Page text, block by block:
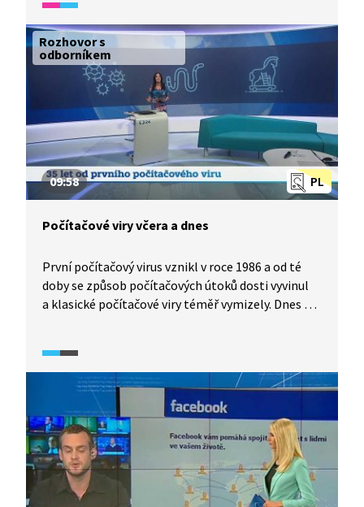
Na obranu proti virům doporučuje používání
silných dlouhých hesel a antivirový program.
Rozhovor s
odborníkem
PL
09:58
Počítačové viry včera a dnes
První počítačový virus vznikl v roce 1986 a od té
doby se způsob počítačových útoků dosti vyvinul
a klasické počítačové viry téměř vymizely. Dnes se
s odborníkem z firmy zabývající se ochranou proti
počítačovým útokům nastíní dnešní praktiky
počítačových podvodníků a možnou ochranu proti
nim.